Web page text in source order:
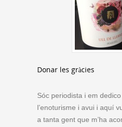
Donar les gràcies
Sóc periodista i em
l’enoturisme i avui i aquí
a tanta gent que m’ha